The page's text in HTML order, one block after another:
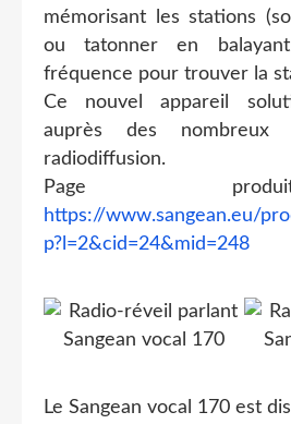
mémorisant les stations
ou tatonner en
fréquence pour trouver la
Ce nouvel appareil
auprès des
radiodiffusion.
Page
https://www.sangean.eu/
p?l=2&cid=24&mid=248
Le Sangean vocal 170 est